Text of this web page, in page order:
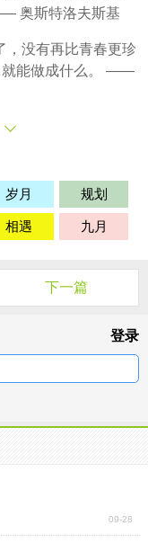
奥斯特洛夫斯基
，没有再比青春更珍
就能做成什么。 ——
岁月 规划
相遇 九月
下一篇
登录
09-28